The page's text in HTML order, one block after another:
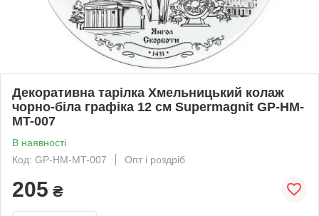
Декоративна тарілка Хмельницький колаж
чорно-біла графіка 12 см Supermagnit GP-HM-
MT-007
В наявності
Код: GP-HM-MT-007
Опт і роздріб
205 ₴